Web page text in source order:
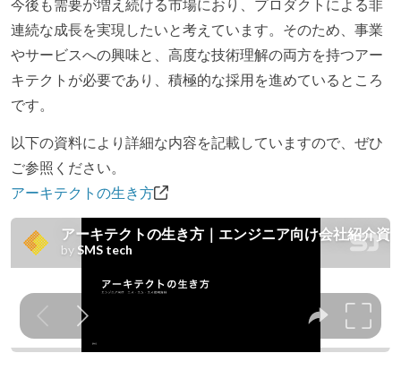
今後も需要が増え続ける市場におり、プロダクトによる非
連続な成長を実現したいと考えています。そのため、事業
やサービスへの興味と、高度な技術理解の両方を持つアー
キテクトが必要であり、積極的な採用を進めているところ
です。
以下の資料により詳細な内容を記載していますので、ぜひ
ご参照ください。
アーキテクトの生き方